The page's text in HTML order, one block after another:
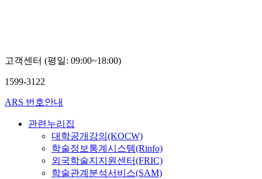
고객센터 (평일: 09:00~18:00)
1599-3122
ARS 번호안내
관련누리집
대학공개강의(KOCW)
학술정보통계시스템(Rinfo)
외국학술지지원센터(FRIC)
학술관계분석서비스(SAM)